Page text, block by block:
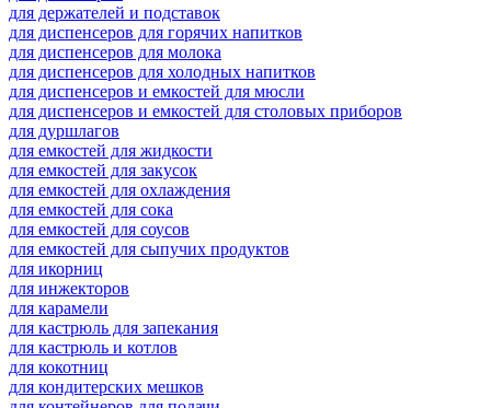
для держателей и подставок
для диспенсеров для горячих напитков
для диспенсеров для молока
для диспенсеров для холодных напитков
для диспенсеров и емкостей для мюсли
для диспенсеров и емкостей для столовых приборов
для дуршлагов
для емкостей для жидкости
для емкостей для закусок
для емкостей для охлаждения
для емкостей для сока
для емкостей для соусов
для емкостей для сыпучих продуктов
для икорниц
для инжекторов
для карамели
для кастрюль для запекания
для кастрюль и котлов
для кокотниц
для кондитерских мешков